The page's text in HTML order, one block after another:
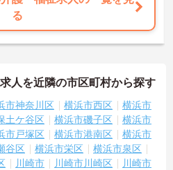
る
人を近隣の市区町村から探す
市神奈川区 横浜市西区
横浜市
土ケ谷区 横浜市磯子区
横浜市
市戸塚区 横浜市港南区
横浜市
谷区 横浜市栄区
横浜市泉区
川崎市 川崎市川崎区
川崎市